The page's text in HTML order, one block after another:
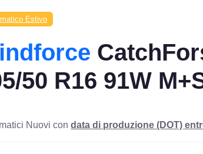
Estivo
50 R16 91W
Nuovi condata di produzione (DOT)